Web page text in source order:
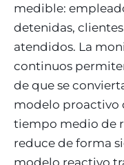
medible:
detenidas,
atendidos. La
continuos
de que se
modelo proactivo
tiempo medio de
reduce de forma
modelo reactivo